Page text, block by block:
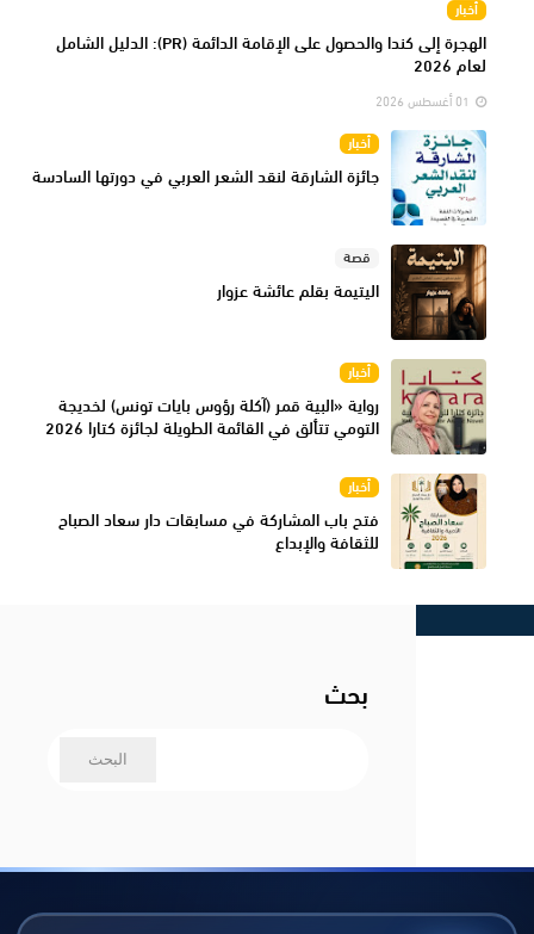
أخبار
الهجرة إلى كندا والحصول على الإقامة الدائمة (PR): الدليل الشامل
لعام 2026
01 أغسطس 2026
أخبار
جائزة الشارقة لنقد الشعر العربي في دورتها السادسة
قصة
اليتيمة بقلم عائشة عزوار
أخبار
رواية «البية قمر (آكلة رؤوس بايات تونس) لخديجة
التومي تتألق في القائمة الطويلة لجائزة كتارا 2026
أخبار
فتح باب المشاركة في مسابقات دار سعاد الصباح
للثقافة والإبداع
بحث